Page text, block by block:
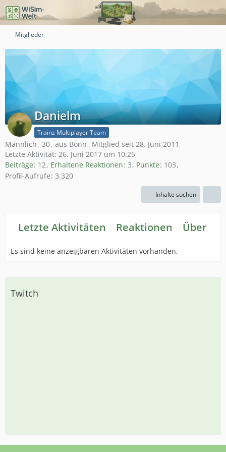
Mitglieder
Danielm
Trainz Multiplayer Team
Männlich 30 aus Bonn
Mitglied seit 28. Juni 2011
Letzte Aktivität: 26. Juni 2017 um 10:25
Beiträge 12 Erhaltene Reaktionen 3 Punkte 103
Profil-Aufrufe 3.320
Inhalte suchen
Letzte Aktivitäten Reaktionen Über
Es sind keine anzeigbaren Aktivitäten vorhanden.
Twitch